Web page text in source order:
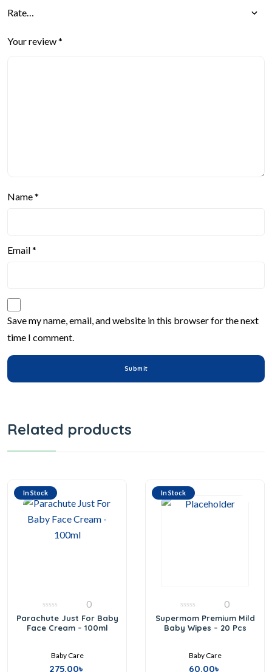
Your review*
Name*
Email*
Save my name, email, and website in this browser for the next
time I comment.
Related products
In Stock
0
out
of
0
Parachute Just For Baby
Face Cream – 100ml
Baby Care
275.00৳
In Stock
0
out
of
0
Supermom Premium Mild
Baby Wipes – 20 Pcs
Baby Care
60.00৳